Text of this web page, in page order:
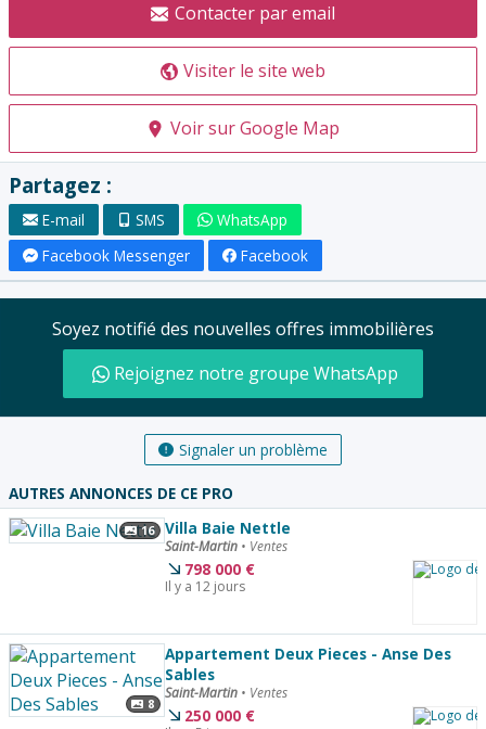
Contacter par email
Visiter le site web
Voir sur Google Map
Partagez :
E-mail SMS
WhatsApp
Facebook Messenger
Facebook
Soyez notifié des nouvelles offres immobilières
Rejoignez notre groupe WhatsApp
Signaler un problème
AUTRES ANNONCES DE CE PRO
16 Villa Baie Nettle
Saint-Martin • Ventes
798 000 €
Il y a 12 jours
8
Appartement Deux Pieces - Anse Des
Sables
Saint-Martin • Ventes
250 000 €